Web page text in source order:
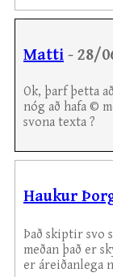
Matti - 28/
Ok, þarf þetta
nóg að hafa ©
svona texta ?
Haukur
Það skiptir svo
meðan það er
er áreiðanlega